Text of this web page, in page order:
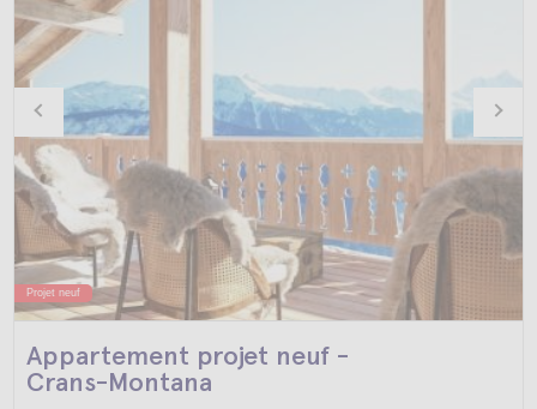
Projet neuf
Appartement projet neuf -
Crans-Montana